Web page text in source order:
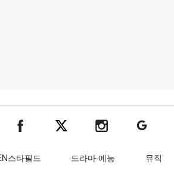
네이버TV
텐아시아 페이스북텐아시아 엑스텐아시아 인스타그램
텐아시아
스타필드 드라마·예능 뮤직